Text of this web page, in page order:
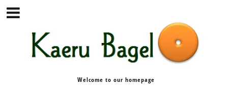
Welcome to our homepage